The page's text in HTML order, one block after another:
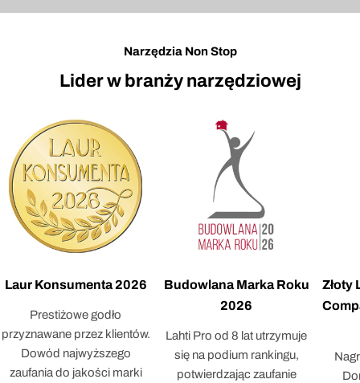
Narzędzia Non Stop
Lider w branży narzędziowej
Laur Konsumenta 2026
Prestiżowe godło
przyznawane przez klientów.
Dowód najwyższego
zaufania do jakości marki
Budowlana Marka Roku
2026
Lahti Pro od 8 lat utrzymuje
się na podium rankingu,
potwierdzając zaufanie
Złoty